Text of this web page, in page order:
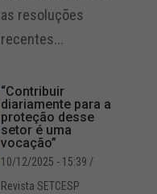
as resoluções
recentes...
“Contribuir
diariamente para a
proteção desse
setor é uma
vocação”
10/12/2025 - 15:39 /
Revista SETCESP